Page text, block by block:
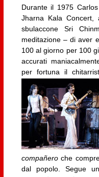
Durante il 1975
Jharna Kala Concert,
sbulaccone Sri
meditazione – di aver
100 al giorno per 100
accurati
per fortuna il
compañeroche
dal popolo. Segue